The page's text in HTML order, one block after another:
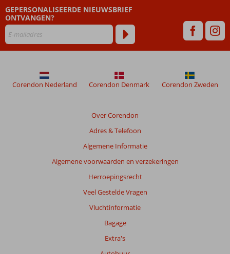
na
hun
verblijf
in
GEPERSONALISEERDE NIEUWSBRIEF
ONTVANGEN?
Over Corendon
Adres & Telefoon
Algemene Informatie
Algemene voorwaarden en verzekeringen
Herroepingsrecht
Veel Gestelde Vragen
Vluchtinformatie
Bagage
Extra's
Corendon Nederland Corendon Denmark Corendon Zweden